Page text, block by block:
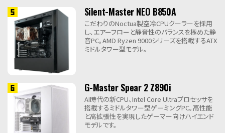
Silent-Master NEO B850A
こだわりのNoctua製空冷CPUクーラーを採用
し、エアーフローと静音性のバランスを極めた静
音PC。AMD Ryzen 9000シリーズを搭載するATX
ミドルタワー型モデル。
G-Master Spear 2 Z890i
AI時代の新CPU、Intel Core Ultraプロセッサを
搭載するミドルタワー型ゲーミングPC。高性能
と高拡張性を実現したゲーマー向けハイエンド
モデルです。